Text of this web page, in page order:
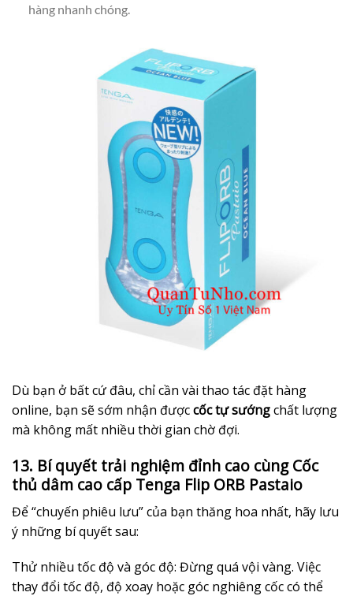
hàng nhanh chóng.
Dù bạn ở bất cứ đâu, chỉ cần vài thao tác đặt hàng
online, bạn sẽ sớm nhận đượccốc tự sướngchất lượng
mà không mất nhiều thời gian chờ đợi.
13. Bí quyết trải nghiệm đỉnh cao cùng Cốc
thủ dâm cao cấp Tenga Flip ORB Pastaio
Để “chuyến phiêu lưu” của bạn thăng hoa nhất, hãy lưu
ý những bí quyết sau:
Thử nhiều tốc độ và góc độ: Đừng quá vội vàng. Việc
thay đổi tốc độ, độ xoay hoặc góc nghiêng cốc có thể